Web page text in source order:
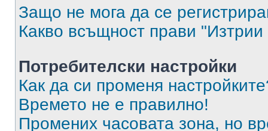
Защо не мога да се
Какво всъщност прави "Изтрии
Потребителски настройки
Как да си променя
Времето не е правилно!
Промених часовата зона, но